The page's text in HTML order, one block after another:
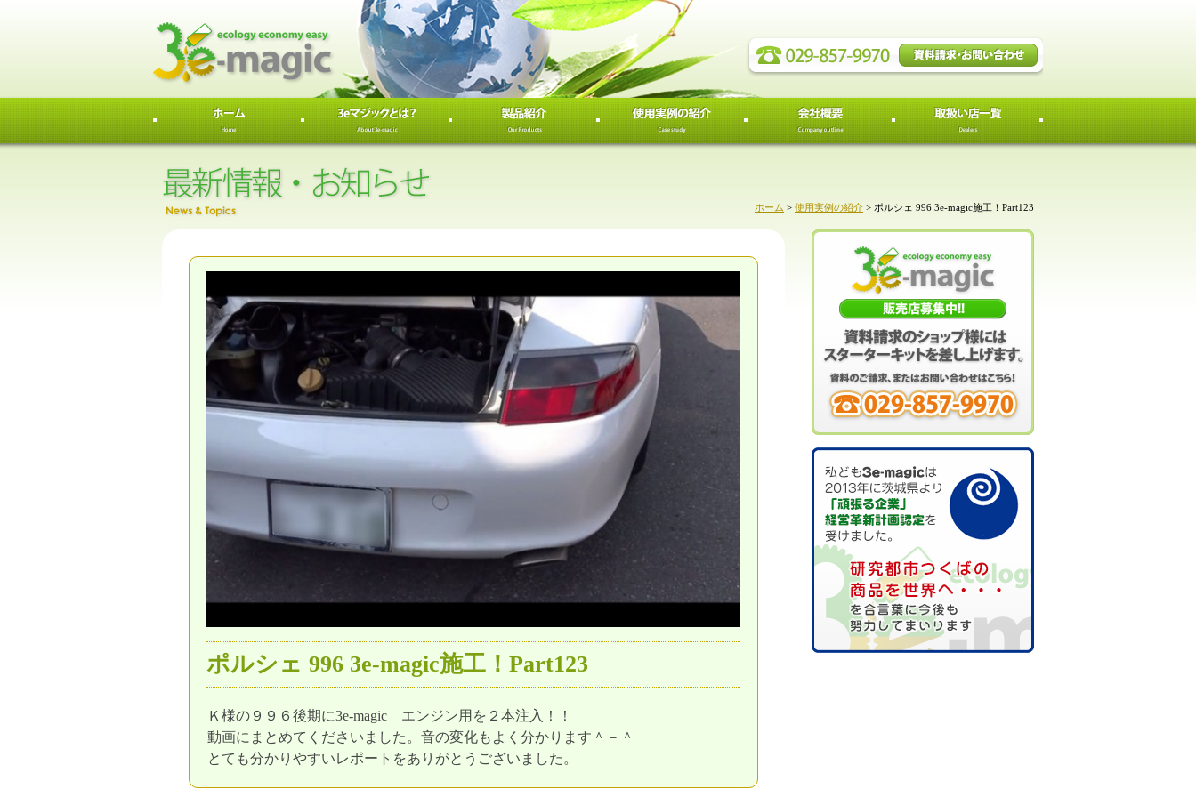
ホーム > 使用実例の紹介 > ポルシェ 996 3e-magic施工！Part123
ポルシェ 996 3e-magic施工！Part123
Ｋ様の９９６後期に3e-magic エンジン用を２本注入！！
動画にまとめてくださいました。音の変化もよく分かります＾－＾
とても分かりやすいレポートをありがとうございました。